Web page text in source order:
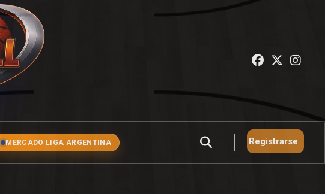
MERCADO LIGA ARGENTINA Registrarse